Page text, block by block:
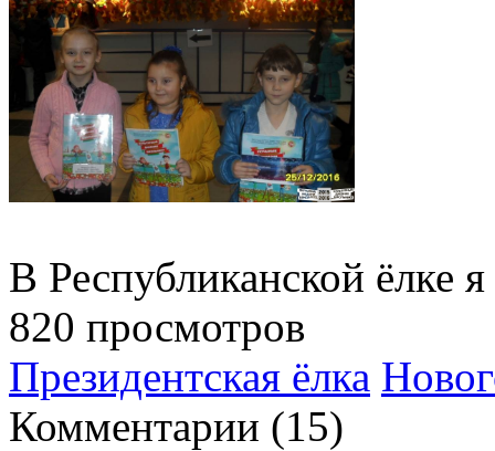
В Республиканской ёлке
820 просмотров
Президентская ёлка
Комментарии (15)